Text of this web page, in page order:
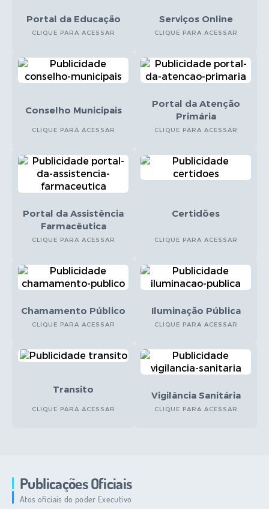
Portal da Educação
CLIQUE PARA ACESSAR
Serviços Online
CLIQUE PARA ACESSAR
Conselho Municipais
CLIQUE PARA ACESSAR
Portal da Atenção
Primária
CLIQUE PARA ACESSAR
Portal da Assistência
Farmacêutica
CLIQUE PARA ACESSAR
Certidões
CLIQUE PARA ACESSAR
Chamamento Público
CLIQUE PARA ACESSAR
Iluminação Pública
CLIQUE PARA ACESSAR
Transito
CLIQUE PARA ACESSAR
Vigilância Sanitária
CLIQUE PARA ACESSAR
Publicações Oficiais
Atos oficiais do poder Executivo